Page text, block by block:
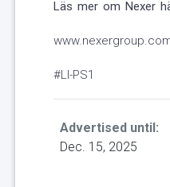
Läs mer om Nexer
#LI-PS1
Advertised until:
Dec. 15, 2025